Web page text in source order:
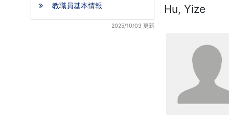
教職員基本情報
2025/10/03 更新
Hu, Yize